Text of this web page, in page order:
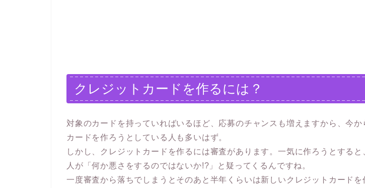
クレジットカードを作るには？
対象のカードを持っていればいるほど、応募のチャンスも増えますから、今か
カードを作ろうとしている人も多いはず。
しかし、クレジットカードを作るには審査があります。一気に作ろうとすると
人が「何か悪さをするのではないか!?」と疑ってくるんですね。
一度審査から落ちでしまうとそのあと半年くらいは新しいクレジットカードを